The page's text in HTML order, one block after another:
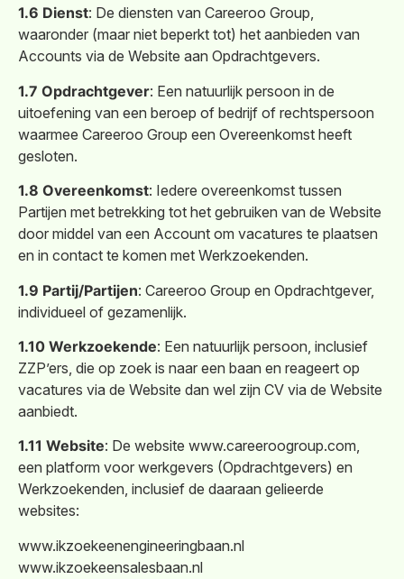
1.6 Dienst: De diensten van Careeroo Group,
waaronder (maar niet beperkt tot) het aanbieden van
Accounts via de Website aan Opdrachtgevers.
1.7 Opdrachtgever: Een natuurlijk persoon in de
uitoefening van een beroep of bedrijf of rechtspersoon
waarmee Careeroo Group een Overeenkomst heeft
gesloten.
1.8 Overeenkomst: Iedere overeenkomst tussen
Partijen met betrekking tot het gebruiken van de Website
door middel van een Account om vacatures te plaatsen
en in contact te komen met Werkzoekenden.
1.9 Partij/Partijen: Careeroo Group en Opdrachtgever,
individueel of gezamenlijk.
1.10 Werkzoekende: Een natuurlijk persoon, inclusief
ZZP’ers, die op zoek is naar een baan en reageert op
vacatures via de Website dan wel zijn CV via de Website
aanbiedt.
1.11 Website: De website www.careeroogroup.com,
een platform voor werkgevers (Opdrachtgevers) en
Werkzoekenden, inclusief de daaraan gelieerde
websites:
www.ikzoekeenengineeringbaan.nl
www.ikzoekeensalesbaan.nl